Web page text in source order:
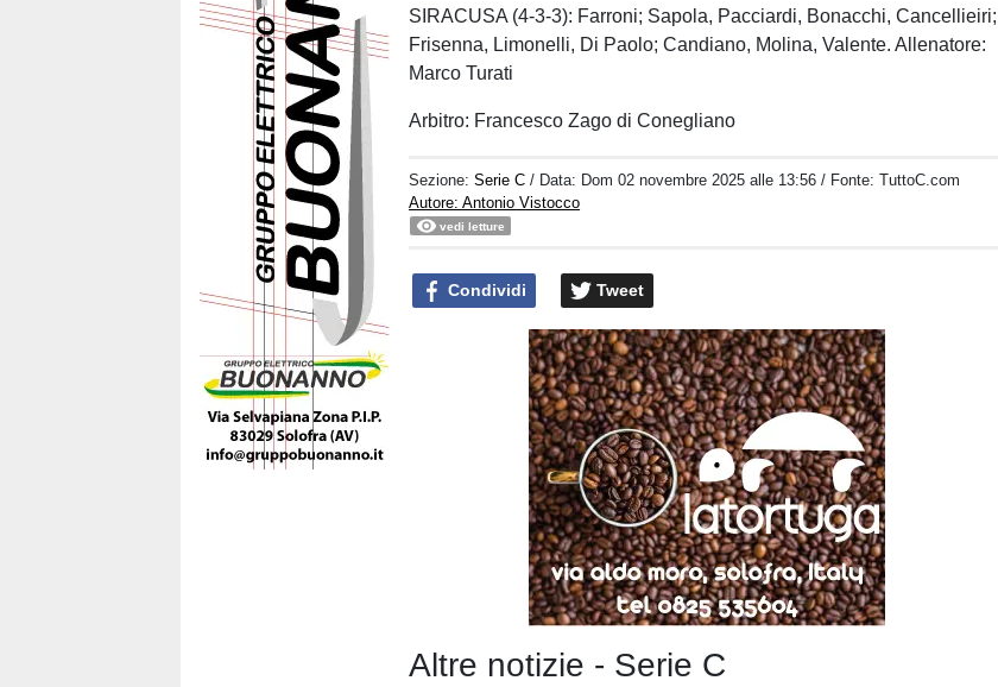
SIRACUSA (4-3-3): Farroni; Sapola, Pacciardi, Bonacchi, Cancellieiri;
Frisenna, Limonelli, Di Paolo; Candiano, Molina, Valente. Allenatore:
Marco Turati
Arbitro: Francesco Zago di Conegliano
Sezione:Serie C / Data: Dom 02 novembre 2025 alle 13:56 / Fonte: TuttoC.com
Autore: Antonio Vistocco
vedi letture
Condividi Tweet
Altre notizie - Serie C